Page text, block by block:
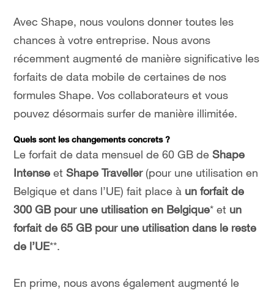
Avec Shape, nous voulons donner toutes les
chances à votre entreprise. Nous avons
récemment augmenté de manière significative les
forfaits de data mobile de certaines de nos
formules Shape. Vos collaborateurs et vous
pouvez désormais surfer de manière illimitée.
Quels sont les changements concrets ?
Le forfait de data mensuel de 60 GB deShape
Intense etShape Traveller(pour une utilisation en
Belgique et dans l’UE) fait place à un forfait de
300 GB pour une utilisation en Belgique* et un
forfait de 65 GB pour une utilisation dans le reste
de l’UE**.
En prime, nous avons également augmenté le